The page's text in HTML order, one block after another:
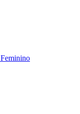
Feminino